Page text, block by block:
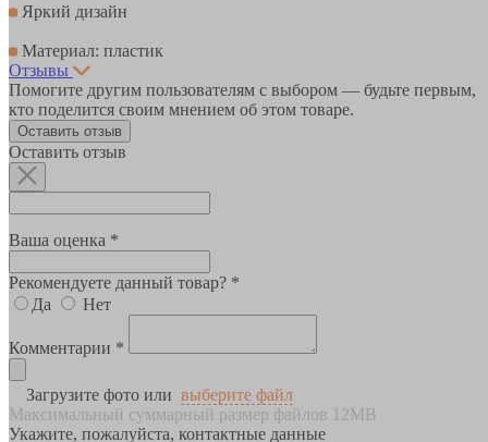
Яркий дизайн
Материал: пластик
Отзывы
Помогите другим пользователям с выбором — будьте первым,
кто поделится своим мнением об этом товаре.
Оставить отзыв
Оставить отзыв
Ваша оценка *
Рекомендуете данный товар? *
Да
Нет
Комментарии *
Загрузите фото или выберите файл
Максимальный суммарный размер файлов 12MB
Укажите, пожалуйста, контактные данные